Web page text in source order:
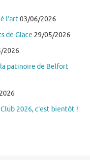
l’art03/06/2026
de Glace 29/05/2026
2026
patinoire de Belfort
2026, c’est bientôt !